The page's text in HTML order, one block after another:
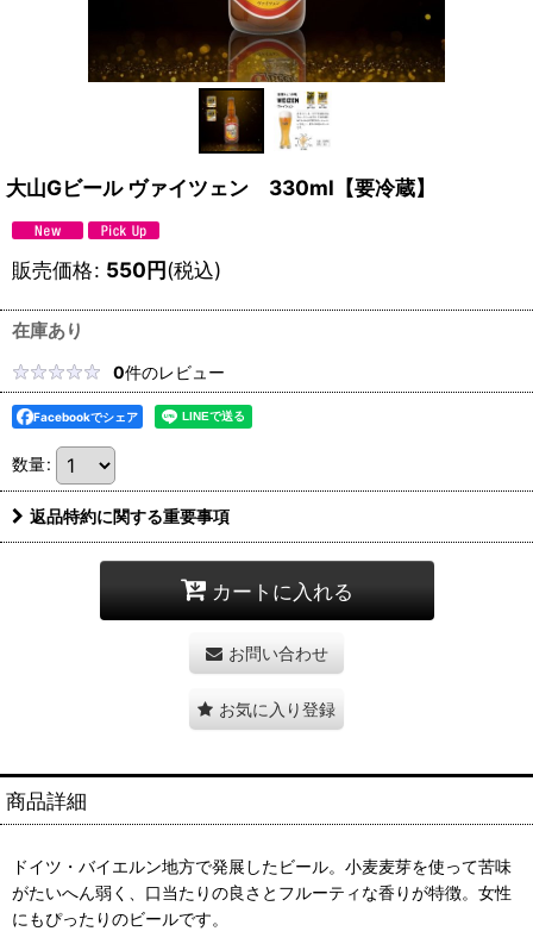
大山Gビール ヴァイツェン 330ml【要冷蔵】
販売価格: 550円(税込)
在庫あり
0件のレビュー
Facebookでシェア
数量:
返品特約に関する重要事項
カートに入れる
お問い合わせ
お気に入り登録
商品詳細
ドイツ・バイエルン地方で発展したビール。小麦麦芽を使って苦味
がたいへん弱く、口当たりの良さとフルーティな香りが特徴。女性
にもぴったりのビールです。